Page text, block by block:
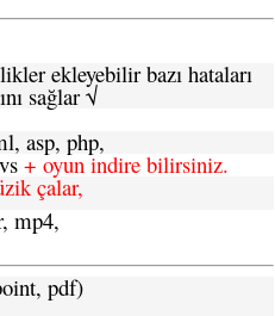
ekleyebilir bazı hataları
sağlar √
asp, php,
+ oyun indire bilirsiniz.
çalar,
mp4,
pdf)